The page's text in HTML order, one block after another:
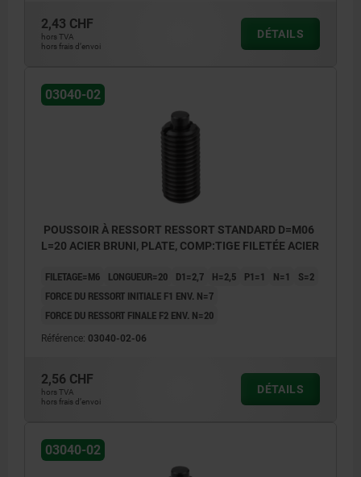
1) Vis collée
2,43 CHF
hors TVA
hors frais d’envoi
DÉTAILS
03040-02
POUSSOIR À RESSORT RESSORT STANDARD D=M06
L=20 ACIER BRUNI, PLATE, COMP:TIGE FILETÉE ACIER
FILETAGE=M6 LONGUEUR=20 D1=2,7 H=2,5 P1=1 N=1
S=2
FORCE DU RESSORT INITIALE F1 ENV. N=7
FORCE DU RESSORT FINALE F2 ENV. N=20
Référence: 03040-02-06
2,56 CHF
hors TVA
hors frais d’envoi
DÉTAILS
03040-02